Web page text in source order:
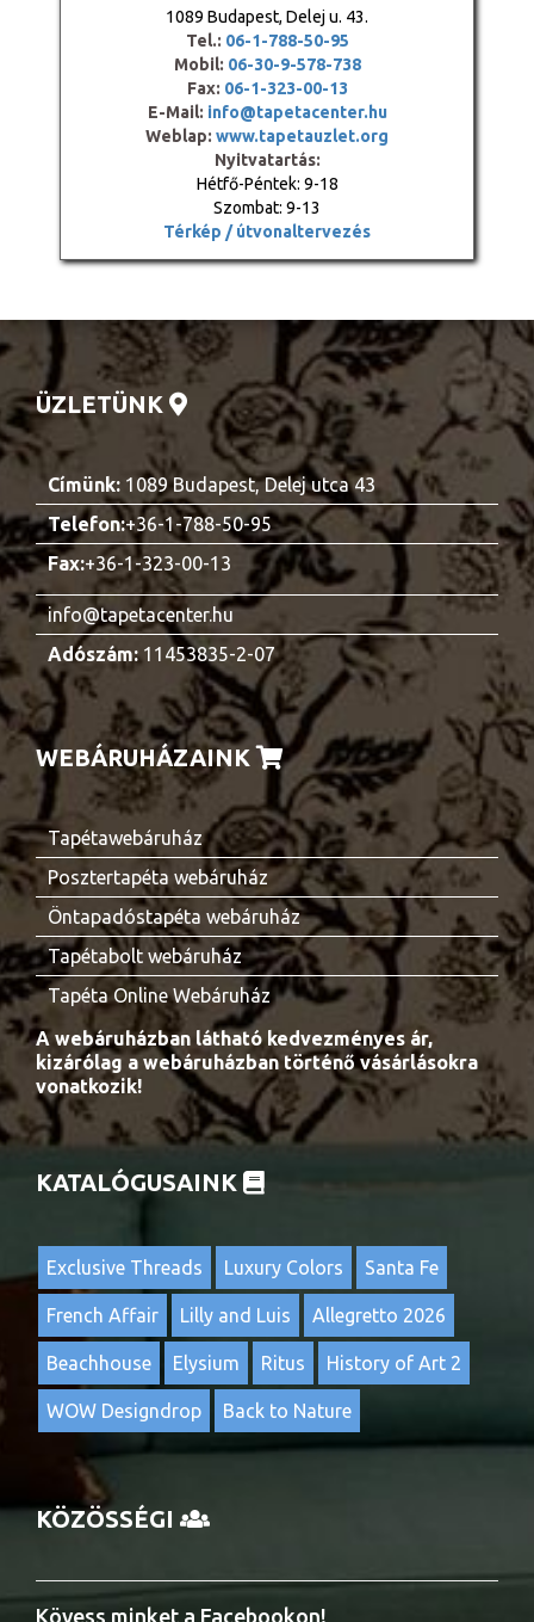
1089 Budapest, Delej u. 43.
Tel.: 06-1-788-50-95
Mobil: 06-30-9-578-738
Fax: 06-1-323-00-13
E-Mail: info@tapetacenter.hu
Weblap: www.tapetauzlet.org
Nyitvatartás:
Hétfő-Péntek: 9-18
Szombat: 9-13
Térkép / útvonaltervezés
ÜZLETÜNK
Címünk: 1089 Budapest, Delej utca 43
Telefon:+36-1-788-50-95
Fax:+36-1-323-00-13
info@tapetacenter.hu
Adószám:11453835-2-07
WEBÁRUHÁZAINK
Tapétawebáruház
Posztertapéta webáruház
Öntapadóstapéta webáruház
Tapétabolt webáruház
Tapéta Online Webáruház
A webáruházban látható kedvezményes ár,
kizárólag a webáruházban történő vásárlásokra
vonatkozik!
KATALÓGUSAINK
Exclusive Threads Luxury Colors Santa Fe
French Affair Lilly and Luis Allegretto 2026
Beachhouse Elysium Ritus History of Art 2
WOW Designdrop Back to Nature
KÖZÖSSÉGI
Kövess minket a Facebookon!